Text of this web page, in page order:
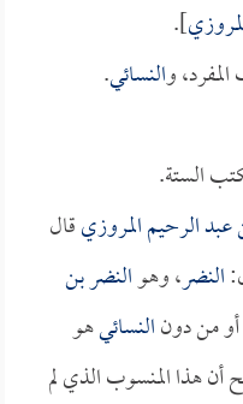
].
والنسائي.
الستة.
عبد الرحيم المروزيقال
النضر، وهوالنضر بن
من دونالنسائيهو
هذا المنسوب الذي لم